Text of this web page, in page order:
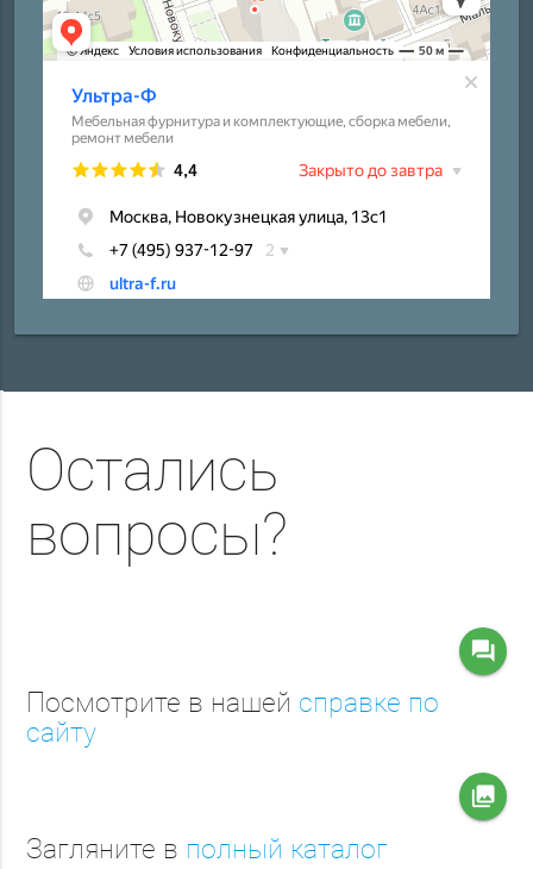
Остались
вопросы?
question_answer
Посмотрите в нашей справке по
сайту
collections
Загляните в полный каталог